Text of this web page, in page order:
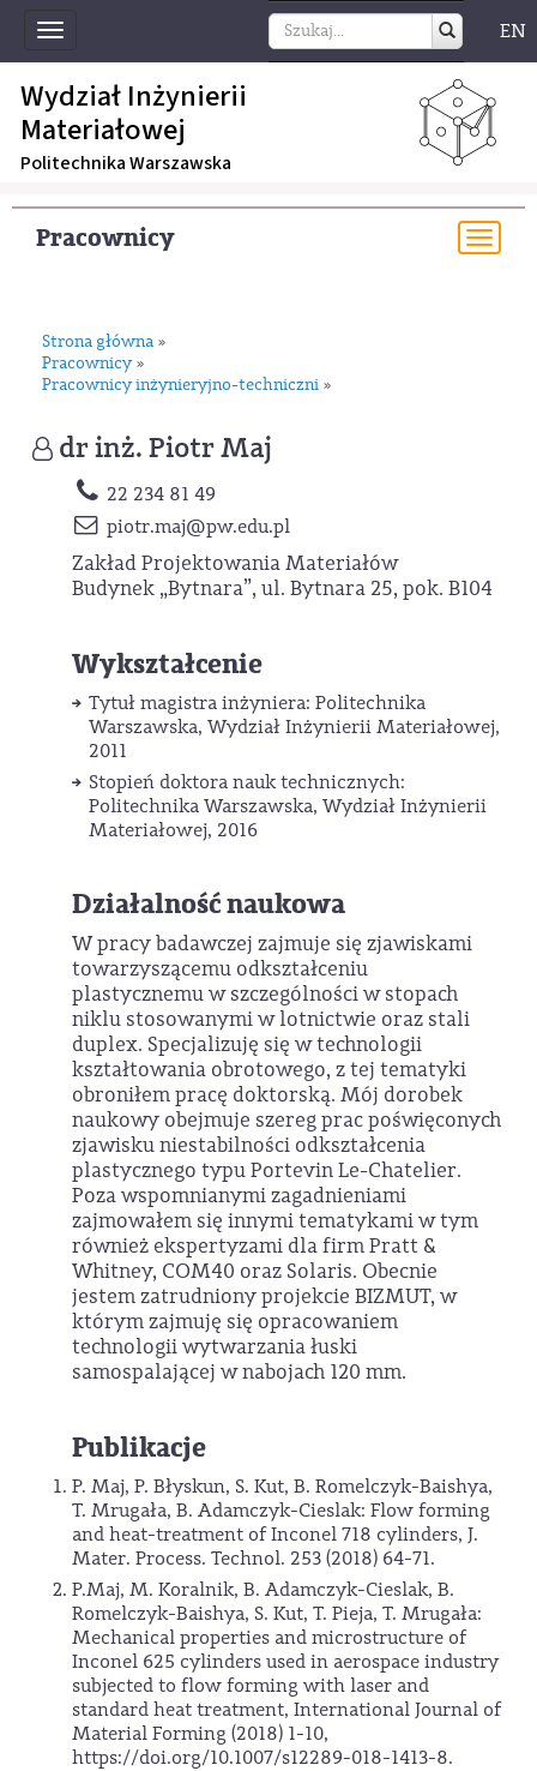
Toggle
navigation
EN
Wydział Inżynierii
Materiałowej
Politechnika Warszawska
Pracownicy
Strona główna »
Pracownicy »
Pracownicy inżynieryjno-techniczni »
dr inż. Piotr Maj
22 234 81 49
piotr.maj@pw.edu.pl
Zakład Projektowania Materiałów
Budynek „Bytnara”, ul. Bytnara 25, pok. B104
Wykształcenie
Tytuł magistra inżyniera: Politechnika
Warszawska, Wydział Inżynierii Materiałowej,
2011
Stopień doktora nauk technicznych:
Politechnika Warszawska, Wydział Inżynierii
Materiałowej, 2016
Działalność naukowa
W pracy badawczej zajmuje się zjawiskami
towarzyszącemu odkształceniu
plastycznemu w szczególności w stopach
niklu stosowanymi w lotnictwie oraz stali
duplex. Specjalizuję się w technologii
kształtowania obrotowego, z tej tematyki
obroniłem pracę doktorską. Mój dorobek
naukowy obejmuje szereg prac poświęconych
zjawisku niestabilności odkształcenia
plastycznego typu Portevin Le-Chatelier.
Poza wspomnianymi zagadnieniami
zajmowałem się innymi tematykami w tym
również ekspertyzami dla firm Pratt &
Whitney, COM40 oraz Solaris. Obecnie
jestem zatrudniony projekcie BIZMUT, w
którym zajmuję się opracowaniem
technologii wytwarzania łuski
samospalającej w nabojach 120 mm.
Publikacje
P. Maj, P. Błyskun, S. Kut, B. Romelczyk-Baishya,
T. Mrugała, B. Adamczyk-Cieslak: Flow forming
and heat-treatment of Inconel 718 cylinders, J.
Mater. Process. Technol. 253 (2018) 64-71.
P.Maj, M. Koralnik, B. Adamczyk-Cieslak, B.
Romelczyk-Baishya, S. Kut, T. Pieja, T. Mrugała:
Mechanical properties and microstructure of
Inconel 625 cylinders used in aerospace industry
subjected to flow forming with laser and
standard heat treatment, International Journal of
Material Forming (2018) 1-10,
https://doi.org/10.1007/s12289-018-1413-8.